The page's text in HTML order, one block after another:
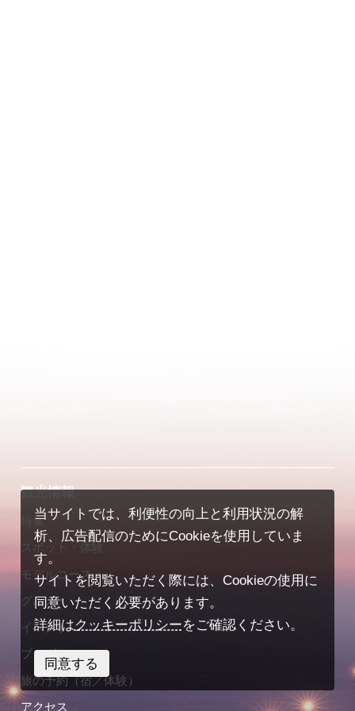
観光情報
特集
スポット・体験
モデルコース
グルメ
イベント
ブログ
旅の予約（宿／体験）
アクセス
当サイトでは、利便性の向上と利用状況の解
析、広告配信のためにCookieを使用していま
す。
サイトを閲覧いただく際には、Cookieの使用に
同意いただく必要があります。
詳細はクッキーポリシーをご確認ください。
同意する